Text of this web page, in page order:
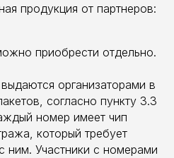
продукция от партнеров:
приобрести отдельно.
организаторами в
согласно пункту 3.3
номер имеет чип
который требует
ним. Участники с номерами